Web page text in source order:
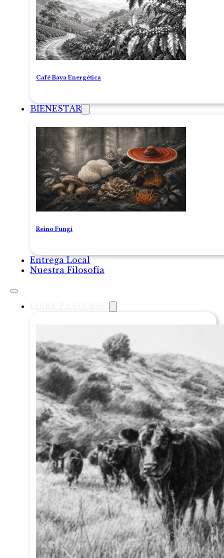
Café Baya Energética
BIENESTAR
Reino Fungi
Entrega Local
Nuestra Filosofía